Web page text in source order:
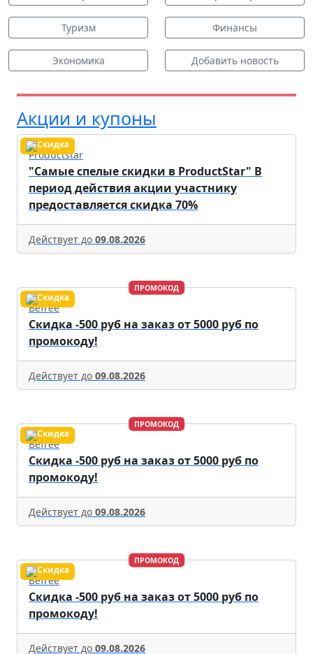
Туризм Финансы
Экономика Добавить новость
Акции и купоны
Productstar
"Самые спелые скидки в ProductStar" В
период действия акции участнику
предоставляется скидка 70%
Действует до 09.08.2026
ПРОМОКОД
Befree
Скидка -500 руб на заказ от 5000 руб по
промокоду!
Действует до 09.08.2026
ПРОМОКОД
Befree
Скидка -500 руб на заказ от 5000 руб по
промокоду!
Действует до 09.08.2026
ПРОМОКОД
Befree
Скидка -500 руб на заказ от 5000 руб по
промокоду!
Действует до 09.08.2026